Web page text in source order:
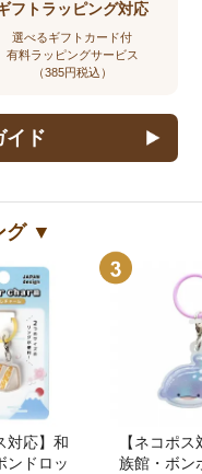
フトラッピング対応
選べるギフトカード付
有料ラッピングサービス
（385円税込）
イド
グ ▼
対応】和
ンドロッ
【ネコポ
族館・ボン